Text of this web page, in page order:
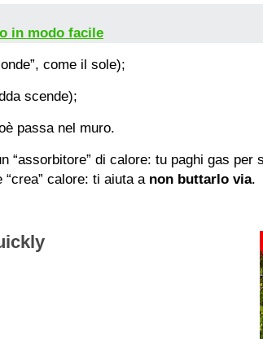
in modo facile
come il sole);
scende);
passa nel muro.
“assorbitore” di calore: tu paghi gas per
“crea” calore: ti aiuta a non buttarlo via.